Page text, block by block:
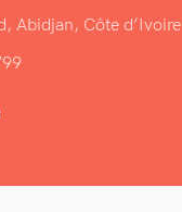
Abidjan, Côte d’Ivoire